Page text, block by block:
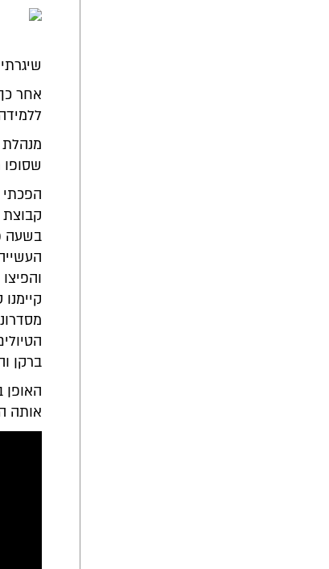
אחר
מנהלת
שסופו
קבוצת
בשעה
ברקן
האופן
אותה